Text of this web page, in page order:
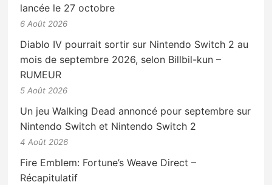
lancée le 27 octobre
6 Août 2026
Diablo IV pourrait sortir sur Nintendo Switch 2 au
mois de septembre 2026, selon Billbil-kun –
RUMEUR
5 Août 2026
Un jeu Walking Dead annoncé pour septembre sur
Nintendo Switch et Nintendo Switch 2
4 Août 2026
Fire Emblem: Fortune’s Weave Direct –
Récapitulatif